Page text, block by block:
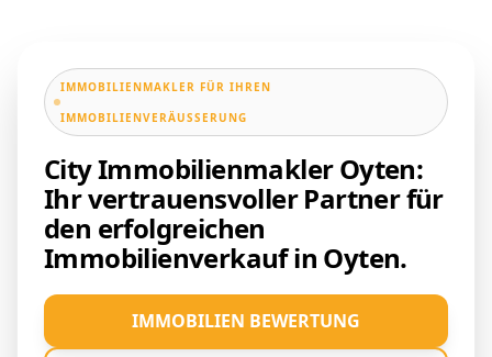
IMMOBILIENMAKLER FÜR IHREN
IMMOBILIENVERÄUSSERUNG
City Immobilienmakler Oyten:
Ihr vertrauensvoller Partner für
den erfolgreichen
Immobilienverkauf in Oyten.
IMMOBILIEN BEWERTUNG